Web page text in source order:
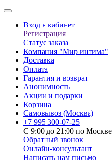
Вход в кабинет
Регистрация
Статус заказа
Компания "Мир интима"
Доставка
Оплата
Гарантия и возврат
Анонимность
Акции и подарки
Корзина
Самовывоз (Москва)
+7 995 300-07-25
С 9:00 до 21:00 по Москве
Обратный звонок
Онлайн-консультант
Написать нам письмо